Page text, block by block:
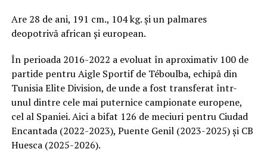
Are 28 de ani, 191 cm., 104 kg. și un palmares
deopotrivă african și european.
În perioada 2016-2022 a evoluat în aproximativ 100 de
partide pentru Aigle Sportif de Téboulba, echipă din
Tunisia Elite Division, de unde a fost transferat într-
unul dintre cele mai puternice campionate europene,
cel al Spaniei. Aici a bifat 126 de meciuri pentru Ciudad
Encantada (2022-2023), Puente Genil (2023-2025) și CB
Huesca (2025-2026).